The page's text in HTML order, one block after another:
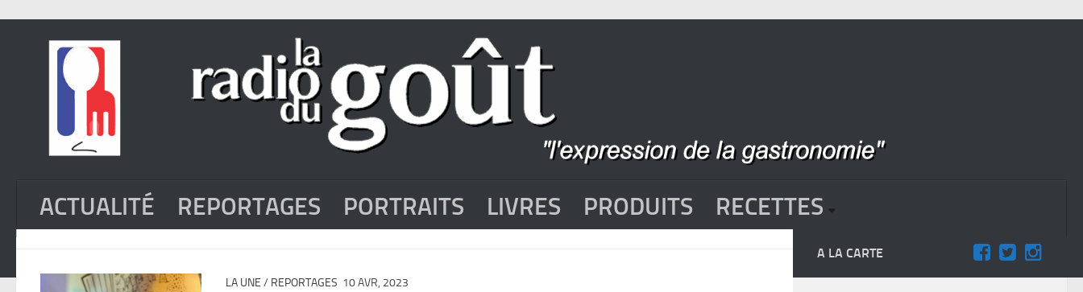
ACTUALITÉ REPORTAGES PORTRAITS LIVRES PRODUITS RECETTES
LA UNE / REPORTAGES 10 AVR, 2023
A LA CARTE